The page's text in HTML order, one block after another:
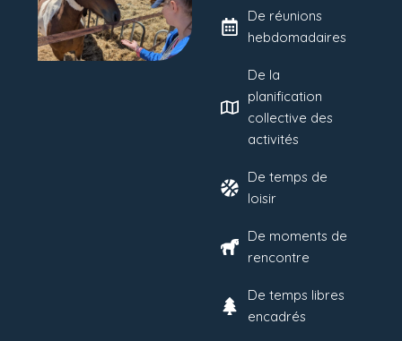
De réunions
hebdomadaires
De la
planification
collective des
activités
De temps de
loisir
De moments de
rencontre
De temps libres
encadrés